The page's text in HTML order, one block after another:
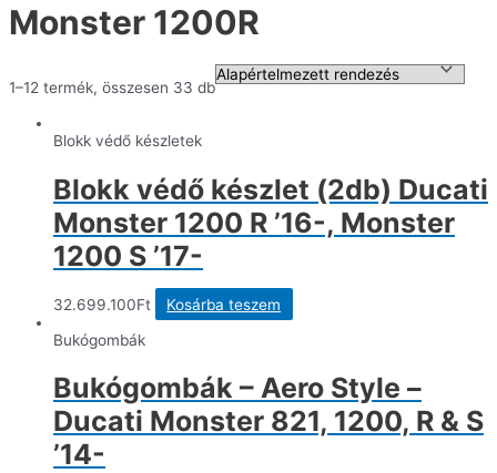
Monster 1200R
1–12 termék, összesen 33 db
Blokk védő készletek
Blokk védő készlet (2db) Ducati
Monster 1200 R ’16-, Monster
1200 S ’17-
32.699.100Ft Kosárba teszem
Bukógombák
Bukógombák – Aero Style –
Ducati Monster 821, 1200, R & S
’14-